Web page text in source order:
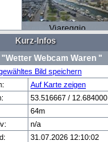
Viareggio
Venedig
Kurz-Infos
Webcam Waren "
Bild speichern
Auf Karte zeigen
53.516667 / 12.684000
64m
n/a
31.07.2026 12:10:02